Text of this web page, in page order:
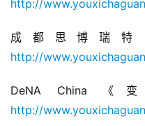
http://
成都思博瑞
http://
DeNA China
http://